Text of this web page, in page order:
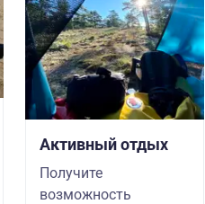
Активный отдых
Получите
возможность